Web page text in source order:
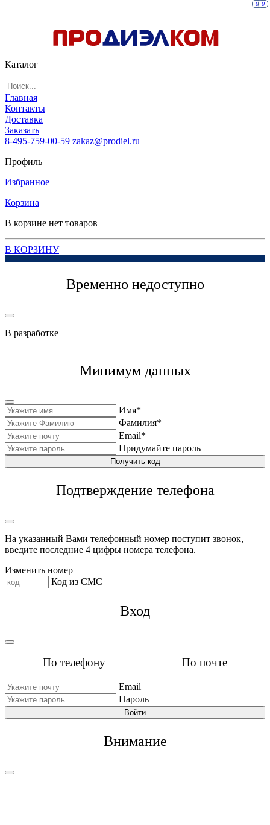
Каталог
Главная
Контакты
Доставка
Заказать
8-495-759-00-59 zakaz@prodiel.ru
Профиль
Избранное
0
Корзина
0
В корзине нет товаров
В КОРЗИНУ
Временно недоступно
В разработке
Минимум данных
Имя*
Фамилия*
Email*
Придумайте пароль
Получить код
Подтверждение телефона
На указанный Вами телефонный номер поступит звонок,
введите последние 4 цифры номера телефона.
Изменить номер
Код из СМС
Вход
По телефону По почте
Email
Пароль
Войти
Внимание